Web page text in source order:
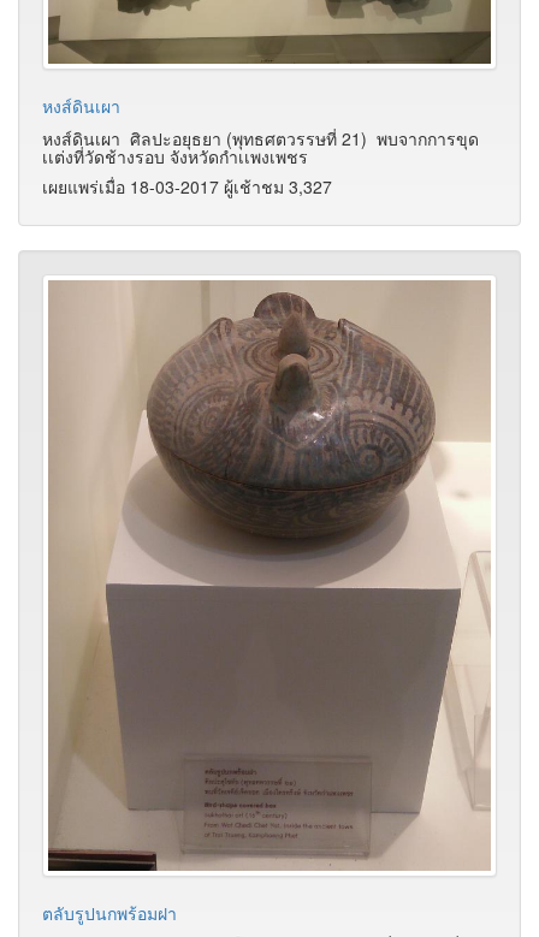
หงส์ดินเผา
หงส์ดินเผา ศิลปะอยุธยา (พุทธศตวรรษที่ 21) พบจากการขุด
เเต่งที่วัดช้างรอบ จังหวัดกำเเพงเพชร
เผยแพร่เมื่อ 18-03-2017 ผู้เช้าชม 3,327
ตลับรูปนกพร้อมฝา